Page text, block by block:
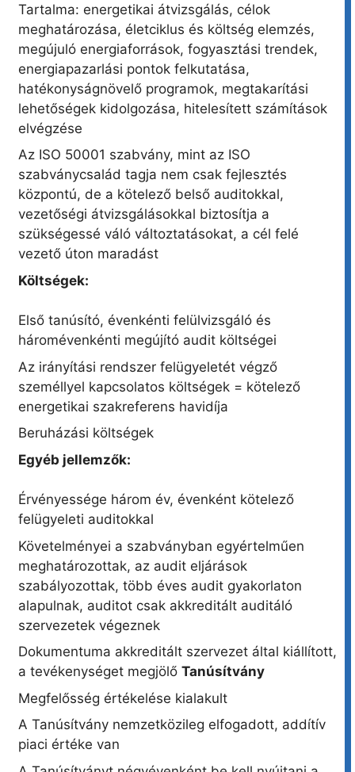
Tartalma: energetikai átvizsgálás, célok
meghatározása, életciklus és költség elemzés,
megújuló energiaforrások, fogyasztási trendek,
energiapazarlási pontok felkutatása,
hatékonyságnövelő programok, megtakarítási
lehetőségek kidolgozása, hitelesített számítások
elvégzése
Az ISO 50001 szabvány, mint az ISO
szabványcsalád tagja nem csak fejlesztés
központú, de a kötelező belső auditokkal,
vezetőségi átvizsgálásokkal biztosítja a
szükségessé váló változtatásokat, a cél felé
vezető úton maradást
Költségek:
Első tanúsító, évenkénti felülvizsgáló és
háromévenkénti megújító audit költségei
Az irányítási rendszer felügyeletét végző
személlyel kapcsolatos költségek = kötelező
energetikai szakreferens havidíja
Beruházási költségek
Egyéb jellemzők:
Érvényessége három év, évenként kötelező
felügyeleti auditokkal
Követelményei a szabványban egyértelműen
meghatározottak, az audit eljárások
szabályozottak, több éves audit gyakorlaton
alapulnak, auditot csak akkreditált auditáló
szervezetek végeznek
Dokumentuma akkreditált szervezet által kiállított,
a tevékenységet megjölő Tanúsítvány
Megfelősség értékelése kialakult
A Tanúsítvány nemzetközileg elfogadott, addítív
piaci értéke van